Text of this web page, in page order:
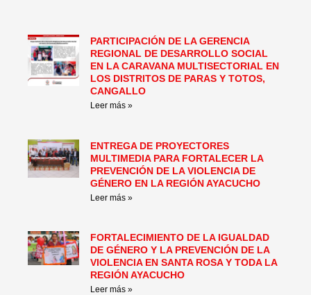
PARTICIPACIÓN DE LA GERENCIA
REGIONAL DE DESARROLLO SOCIAL
EN LA CARAVANA MULTISECTORIAL EN
LOS DISTRITOS DE PARAS Y TOTOS,
CANGALLO
Leer más »
ENTREGA DE PROYECTORES
MULTIMEDIA PARA FORTALECER LA
PREVENCIÓN DE LA VIOLENCIA DE
GÉNERO EN LA REGIÓN AYACUCHO
Leer más »
FORTALECIMIENTO DE LA IGUALDAD
DE GÉNERO Y LA PREVENCIÓN DE LA
VIOLENCIA EN SANTA ROSA Y TODA LA
REGIÓN AYACUCHO
Leer más »